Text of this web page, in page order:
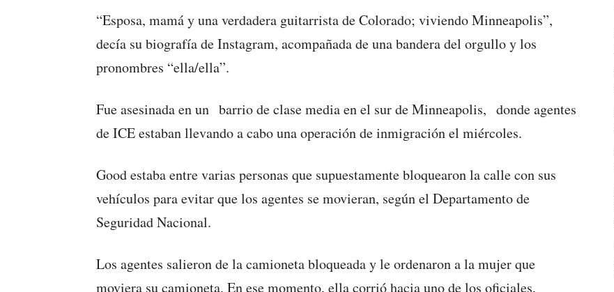
“Esposa, mamá y una verdadera guitarrista de Colorado; viviendo Minneapolis”,
decía su biografía de Instagram, acompañada de una bandera del orgullo y los
pronombres “ella/ella”.
Fue asesinada en un barrio de clase media en el sur de Minneapolis, donde agentes
de ICE estaban llevando a cabo una operación de inmigración el miércoles.
Good estaba entre varias personas que supuestamente bloquearon la calle con sus
vehículos para evitar que los agentes se movieran, según el Departamento de
Seguridad Nacional.
Los agentes salieron de la camioneta bloqueada y le ordenaron a la mujer que
moviera su camioneta. En ese momento, ella corrió hacia uno de los oficiales,